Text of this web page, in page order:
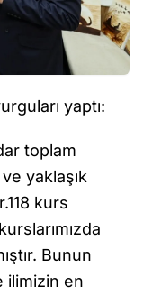
yaptı:
toplam
yaklaşık
kurs
Bunun
ilimizin en